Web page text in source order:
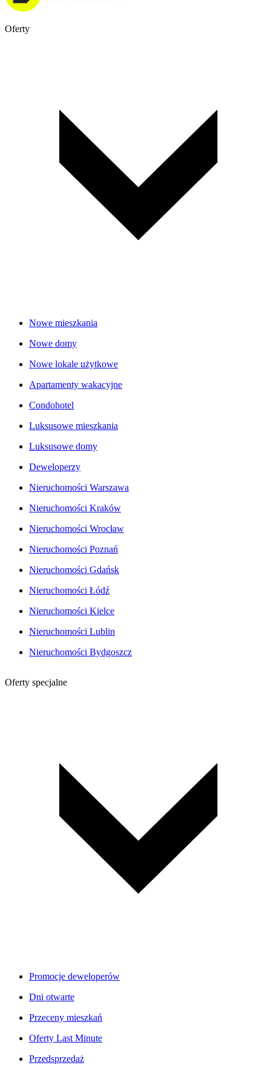
Oferty
Nowe mieszkania
Nowe domy
Nowe lokale użytkowe
Apartamenty wakacyjne
Condohotel
Luksusowe mieszkania
Luksusowe domy
Deweloperzy
Nieruchomości Warszawa
Nieruchomości Kraków
Nieruchomości Wrocław
Nieruchomości Poznań
Nieruchomości Gdańsk
Nieruchomości Łódź
Nieruchomości Kielce
Nieruchomości Lublin
Nieruchomości Bydgoszcz
Oferty specjalne
Promocje deweloperów
Dni otwarte
Przeceny mieszkań
Oferty Last Minute
Przedsprzedaż